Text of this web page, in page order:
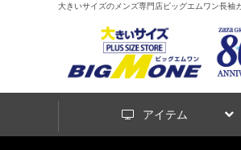
大きいサイズのメンズ専門店ビッグエムワン長袖
アイテム